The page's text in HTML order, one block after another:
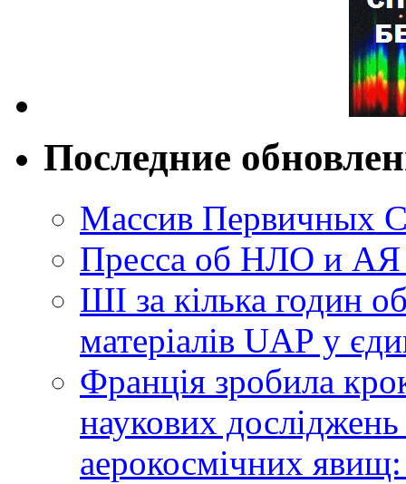
Последние
Массив Первичных
Пресса об НЛО и
ШІ за кілька годин
матеріалів UAP у
Франція зробила
наукових
аерокосмічних